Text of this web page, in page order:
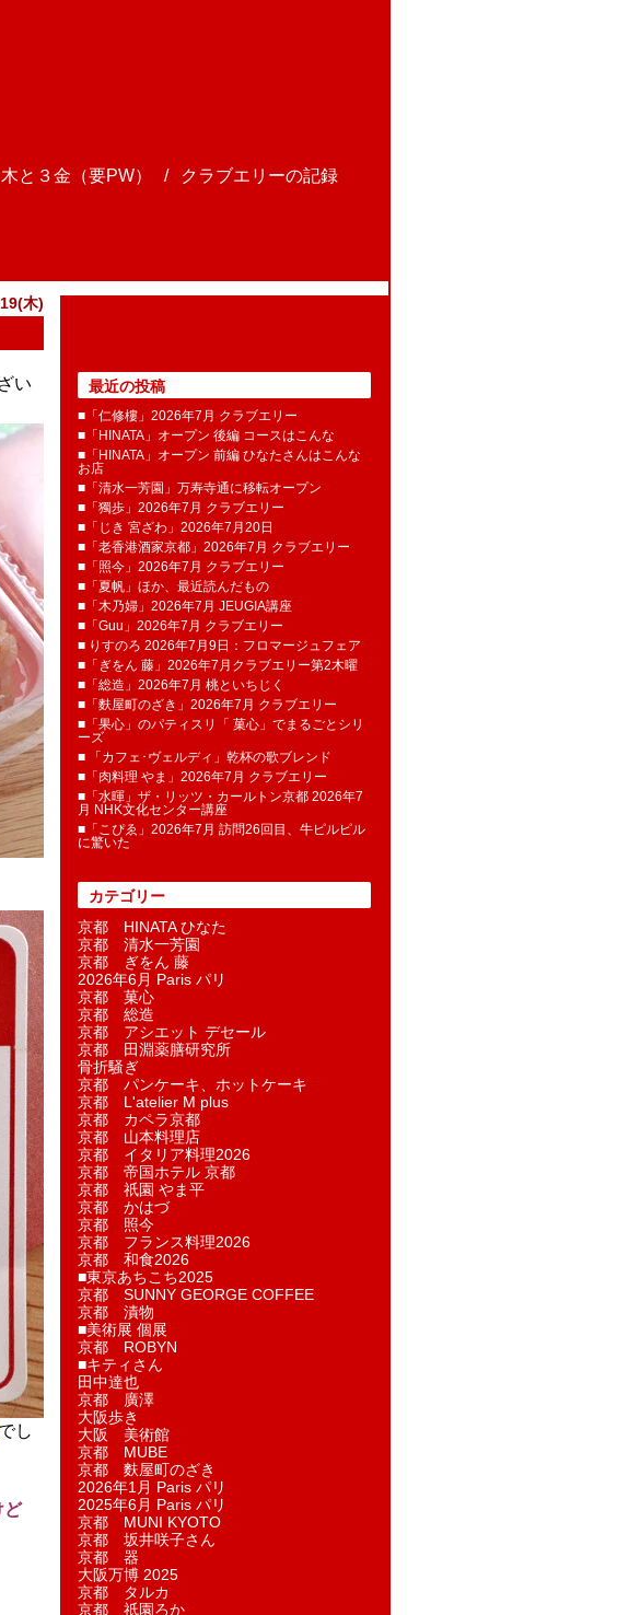
と３金（要PW）
クラブエリーの記録
木)
い
でし
ど
最近の投稿
■「仁修樓」2026年7月 クラブエリー
■「HINATA」オープン 後編 コースはこんな
■「HINATA」オープン 前編 ひなたさんはこんな
お店
■「清水一芳園」万寿寺通に移転オープン
■「獨歩」2026年7月 クラブエリー
■「じき 宮ざわ」2026年7月20日
■「老香港酒家京都」2026年7月 クラブエリー
■「照今」2026年7月 クラブエリー
■「夏帆」ほか、最近読んだもの
■「木乃婦」2026年7月 JEUGIA講座
■「Guu」2026年7月 クラブエリー
■ りすのろ 2026年7月9日：フロマージュフェア
■「ぎをん 藤」2026年7月クラブエリー第2木曜
■「総造」2026年7月 桃といちじく
■「麩屋町のざき」2026年7月 クラブエリー
■「果心」のパティスリ「 菓​心」でまるごとシリ
ーズ
■ 「カフェ･ヴェルディ」乾杯の歌ブレンド
■「肉料理 やま」2026年7月 クラブエリー
■「水暉」ザ・リッツ・カールトン京都 2026年7
月 NHK文化センター講座
■「こぴゑ」2026年7月 訪問26回目、牛ピルピル
に驚いた
カテゴリー
京都 HINATA ひなた
京都 清水一芳園
京都 ぎをん 藤
2026年6月 Paris パリ
京都 菓​心
京都 総造
京都 アシエット デセール
京都 田淵薬膳研究所
骨折騒ぎ
京都 パンケーキ、ホットケーキ
京都 L'atelier M plus
京都 カペラ京都
京都 山本料理店
京都 イタリア料理2026
京都 帝国ホテル 京都
京都 祇園 やま平
京都 かはづ
京都 照今
京都 フランス料理2026
京都 和食2026
■東京あちこち2025
京都 SUNNY GEORGE COFFEE
京都 漬物
■美術展 個展
京都 ROBYN
■キティさん
田中達也
京都 廣澤
大阪歩き
大阪 美術館
京都 MUBE
京都 麩屋町のざき
2026年1月 Paris パリ
2025年6月 Paris パリ
京都 MUNI KYOTO
京都 坂井咲子さん
京都 器
大阪万博 2025
京都 タルカ
京都 祇園ろか